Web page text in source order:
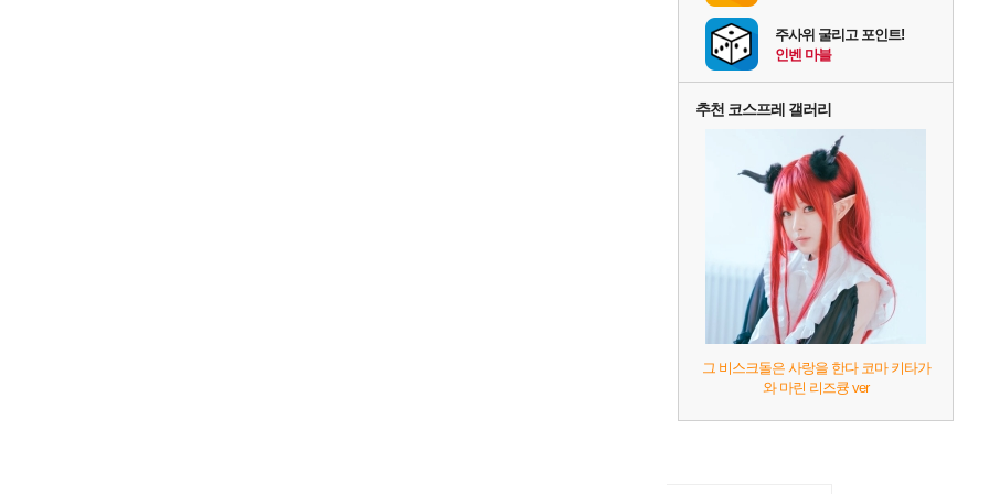
주사위 굴리고 포인트!
인벤 마블
추천 코스프레 갤러리
그 비스크돌은 사랑을 한다 코마 키타가
와 마린 리즈큥 ver